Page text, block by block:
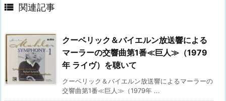
 関連記事
クーベリック＆バイエルン放送響による
マーラーの交響曲第1番≪巨人≫（1979
年 ライヴ）を聴いて
クーベリック＆バイエルン放送響によるマーラーの
交響曲第1番≪巨人≫（1979年 ...